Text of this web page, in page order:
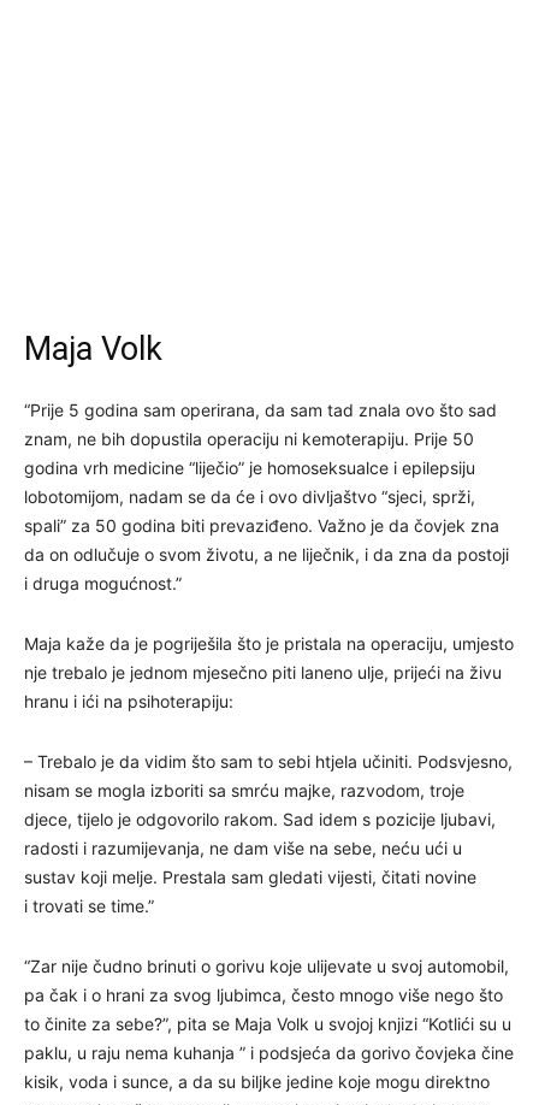
Maja Volk
“Prije 5 godina sam operirana, da sam tad znala ovo što sad
znam, ne bih dopustila operaciju ni kemoterapiju. Prije 50
godina vrh medicine “liječio” je homoseksualce i epilepsiju
lobotomijom, nadam se da će i ovo divljaštvo “sjeci, sprži,
spali” za 50 godina biti prevaziđeno. Važno je da čovjek zna
da on odlučuje o svom životu, a ne liječnik, i da zna da postoji
i druga mogućnost.”
Maja kaže da je pogriješila što je pristala na operaciju, umjesto
nje trebalo je jednom mjesečno piti laneno ulje, prijeći na živu
hranu i ići na psihoterapiju:
– Trebalo je da vidim što sam to sebi htjela učiniti. Podsvjesno,
nisam se mogla izboriti sa smrću majke, razvodom, troje
djece, tijelo je odgovorilo rakom. Sad idem s pozicije ljubavi,
radosti i razumijevanja, ne dam više na sebe, neću ući u
sustav koji melje. Prestala sam gledati vijesti, čitati novine
i trovati se time.”
“Zar nije čudno brinuti o gorivu koje ulijevate u svoj automobil,
pa čak i o hrani za svog ljubimca, često mnogo više nego što
to činite za sebe?”, pita se Maja Volk u svojoj knjizi “Kotlići su u
paklu, u raju nema kuhanja ” i podsjeća da gorivo čovjeka čine
kisik, voda i sunce, a da su biljke jedine koje mogu direktno